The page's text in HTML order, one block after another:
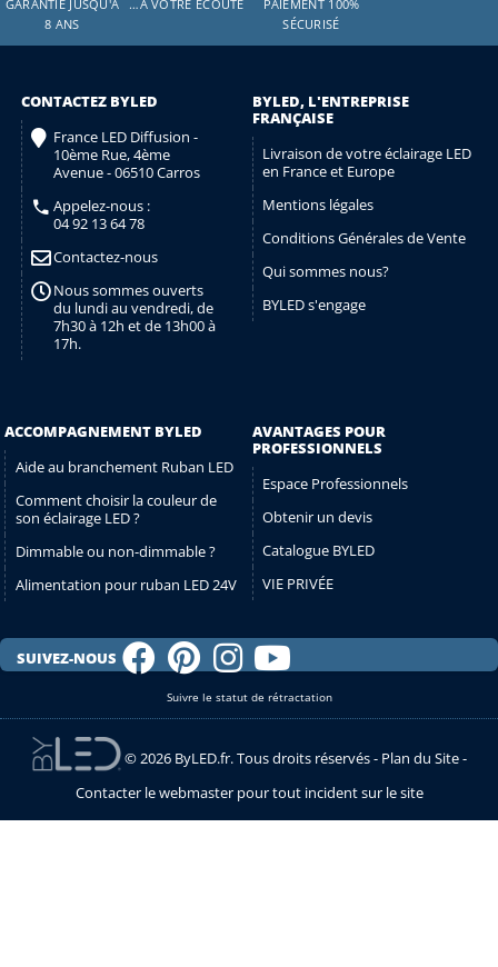
GARANTIE JUSQU'À
8 ANS
…À VOTRE ÉCOUTE
PAIEMENT 100%
SÉCURISÉ
CONTACTEZ BYLED
France LED Diffusion -
10ème Rue, 4ème
Avenue - 06510 Carros
Appelez-nous :
04 92 13 64 78
Contactez-nous
Nous sommes ouverts
du lundi au vendredi, de
7h30 à 12h et de 13h00 à
17h.
BYLED, L'ENTREPRISE
FRANÇAISE
Livraison de votre éclairage LED
en France et Europe
Mentions légales
Conditions Générales de Vente
Qui sommes nous?
BYLED s'engage
ACCOMPAGNEMENT BYLED
Aide au branchement Ruban LED
Comment choisir la couleur de
son éclairage LED ?
Dimmable ou non-dimmable ?
Alimentation pour ruban LED 24V
AVANTAGES POUR
PROFESSIONNELS
Espace Professionnels
Obtenir un devis
Catalogue BYLED
VIE PRIVÉE
SUIVEZ-NOUS
Suivre le statut de rétractation
© 2026 ByLED.fr. Tous droits réservés - Plan du Site-
Contacter le webmaster pour tout incident sur le site